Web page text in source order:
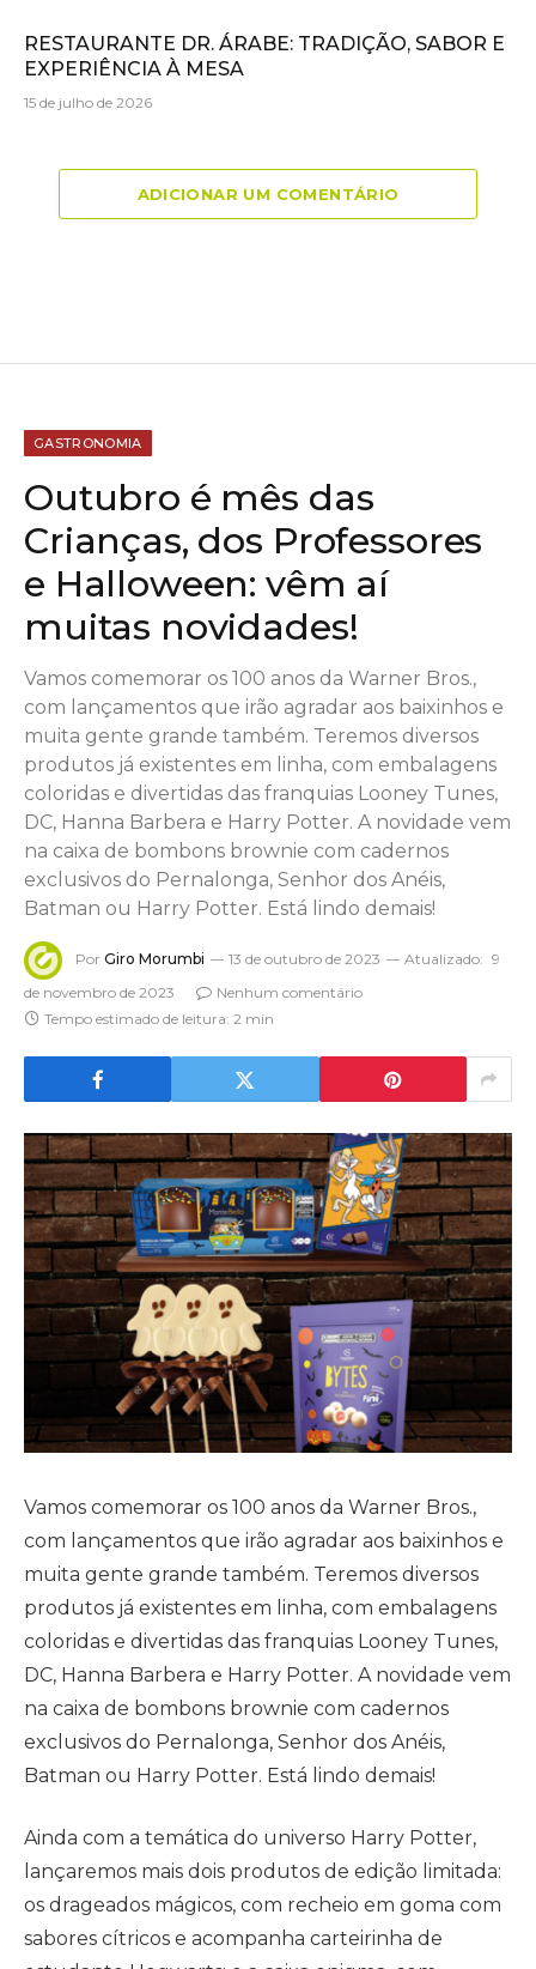
RESTAURANTE DR. ÁRABE: TRADIÇÃO, SABOR E
EXPERIÊNCIA À MESA
15 de julho de 2026
ADICIONAR UM COMENTÁRIO
GASTRONOMIA
Outubro é mês das
Crianças, dos Professores
e Halloween: vêm aí
muitas novidades!
Vamos comemorar os 100 anos da Warner Bros.,
com lançamentos que irão agradar aos baixinhos e
muita gente grande também. Teremos diversos
produtos já existentes em linha, com embalagens
coloridas e divertidas das franquias Looney Tunes,
DC, Hanna Barbera e Harry Potter. A novidade vem
na caixa de bombons brownie com cadernos
exclusivos do Pernalonga, Senhor dos Anéis,
Batman ou Harry Potter. Está lindo demais!
Por Giro Morumbi 13 de outubro de 2023 Atualizado: 9
de novembro de 2023
Nenhum comentário
Tempo estimado de leitura: 2 min
Vamos comemorar os 100 anos da Warner Bros.,
com lançamentos que irão agradar aos baixinhos e
muita gente grande também. Teremos diversos
produtos já existentes em linha, com embalagens
coloridas e divertidas das franquias Looney Tunes,
DC, Hanna Barbera e Harry Potter. A novidade vem
na caixa de bombons brownie com cadernos
exclusivos do Pernalonga, Senhor dos Anéis,
Batman ou Harry Potter. Está lindo demais!
Ainda com a temática do universo Harry Potter,
lançaremos mais dois produtos de edição limitada:
os drageados mágicos, com recheio em goma com
sabores cítricos e acompanha carteirinha de